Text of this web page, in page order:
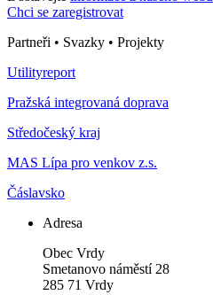
Chci se zaregistrovat
Partneři • Svazky • Projekty
Utilityreport
Pražská integrovaná doprava
Středočeský kraj
MAS Lípa pro venkov z.s.
Čáslavsko
Adresa
Obec Vrdy
Smetanovo náměstí 28
285 71 Vrdy